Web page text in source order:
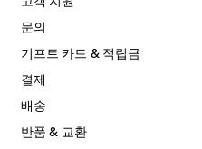
문의
기프트 카드 & 적립금
결제
배송
반품 & 교환